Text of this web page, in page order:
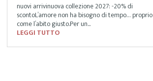
nuovi arrivinuova collezione 2027: -20% di
scontoL’amore non ha bisogno di tempo… proprio
come l’abito giusto.Per un...
LEGGI TUTTO